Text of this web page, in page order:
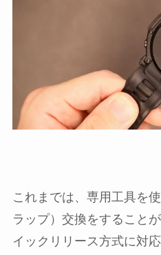
これまでは、専用工具を
ラップ）交換をすること
イックリリース方式に対